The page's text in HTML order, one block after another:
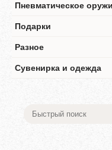
Пневматическое
Подарки
Разное
Сувенирка и одежда